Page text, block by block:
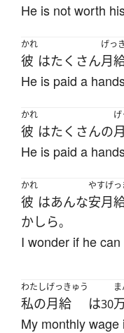
He is not worth
かれ
彼 はたくさん
げっ
月
He is paid a
かれ
彼 はたくさんの
He is paid a
かれ
彼 はあんな
やすげっ
安月
かしら。
I wonder if he
わたし
私の
げっきゅう
月給 は30
My monthly